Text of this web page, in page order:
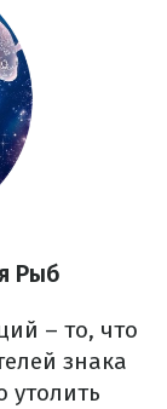
Рыб
– то, что
знака
утолить